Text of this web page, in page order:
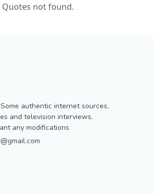
Quotes not found.
authentic internet sources,
and television interviews.
any modifications